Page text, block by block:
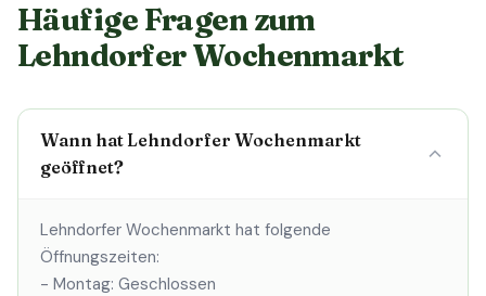
Häufige Fragen zum
Lehndorfer Wochenmarkt
Wann hat Lehndorfer Wochenmarkt
geöffnet?
Lehndorfer Wochenmarkt hat folgende
Öffnungszeiten:
- Montag: Geschlossen